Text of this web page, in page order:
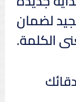
لضمان
الكلمة.